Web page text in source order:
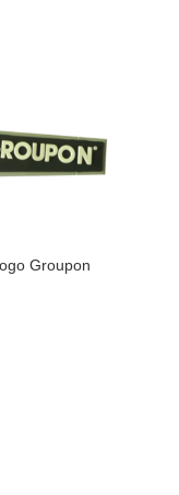
Groupon